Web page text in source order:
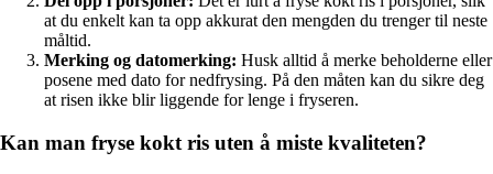
at du enkelt kan ta opp akkurat den mengden du trenger til neste
måltid.
Merking og datomerking: Husk alltid å merke beholderne eller
posene med dato for nedfrysing. På den måten kan du sikre deg
at risen ikke blir liggende for lenge i fryseren.
Kan man fryse kokt ris uten å miste kvaliteten?